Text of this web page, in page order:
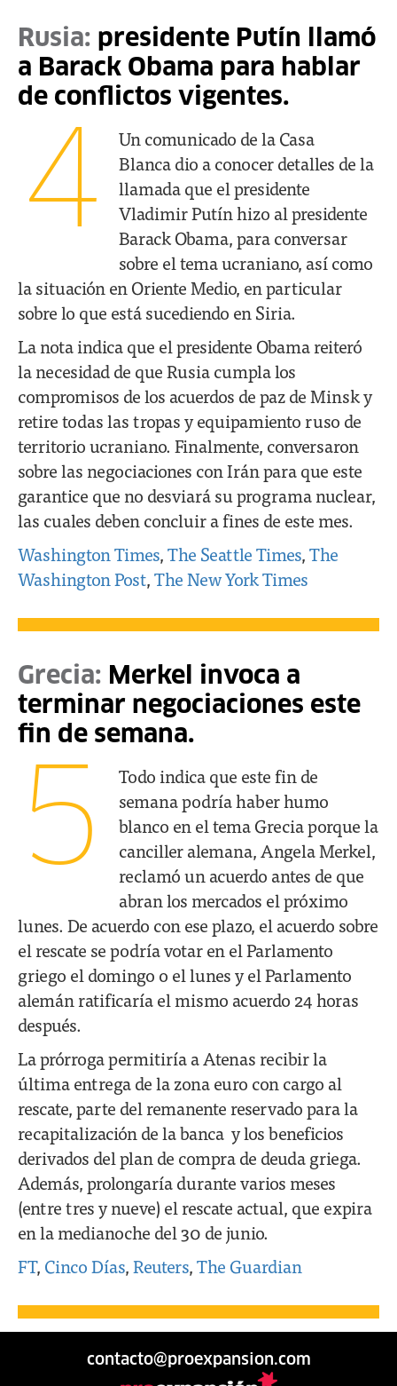
Rusia: presidente Putín llamó
a Barack Obama para hablar
de conflictos vigentes.
4
Un comunicado de la Casa
Blanca dio a conocer detalles de la
llamada que el presidente
Vladimir Putín hizo al presidente
Barack Obama, para conversar
sobre el tema ucraniano, así como
la situación en Oriente Medio, en particular
sobre lo que está sucediendo en Siria.
La nota indica que el presidente Obama reiteró
la necesidad de que Rusia cumpla los
compromisos de los acuerdos de paz de Minsk y
retire todas las tropas y equipamiento ruso de
territorio ucraniano. Finalmente, conversaron
sobre las negociaciones con Irán para que este
garantice que no desviará su programa nuclear,
las cuales deben concluir a fines de este mes.
Washington Times,The Seattle Times,The
Washington Post,The New York Times
Grecia: Merkel invoca a
terminar negociaciones este
fin de semana.
5
Todo indica que este fin de
semana podría haber humo
blanco en el tema Grecia porque la
canciller alemana, Angela Merkel,
reclamó un acuerdo antes de que
abran los mercados el próximo
lunes. De acuerdo con ese plazo, el acuerdo sobre
el rescate se podría votar en el Parlamento
griego el domingo o el lunes y el Parlamento
alemán ratificaría el mismo acuerdo 24 horas
después.
La prórroga permitiría a Atenas recibir la
última entrega de la zona euro con cargo al
rescate, parte del remanente reservado para la
recapitalización de la banca y los beneficios
derivados del plan de compra de deuda griega.
Además, prolongaría durante varios meses
(entre tres y nueve) el rescate actual, que expira
en la medianoche del 30 de junio.
FT, Cinco Días, Reuters,The Guardian
contacto@proexpansion.com